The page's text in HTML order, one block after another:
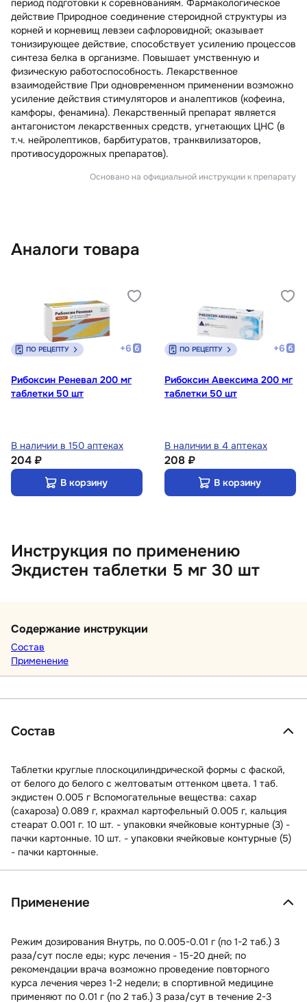
период подготовки к соревнованиям. Фармакологическое
действие Природное соединение стероидной структуры из
корней и корневищ левзеи сафлоровидной; оказывает
тонизирующее действие, способствует усилению процессов
синтеза белка в организме. Повышает умственную и
физическую работоспособность. Лекарственное
взаимодействие При одновременном применении возможно
усиление действия стимуляторов и аналептиков (кофеина,
камфоры, фенамина). Лекарственный препарат является
антагонистом лекарственных средств, угнетающих ЦНС (в
т.ч. нейролептиков, барбитуратов, транквилизаторов,
противосудорожных препаратов).
Основано на официальной инструкции к препарату
Аналоги товара
ПО РЕЦЕПТУ +6
Рибоксин Реневал 200 мг
таблетки 50 шт
В наличии в 150 аптеках
204 ₽
В корзину
ПО РЕЦЕПТУ +6
Рибоксин Авексима 200 мг
таблетки 50 шт
В наличии в 4 аптеках
208 ₽
В корзину
Инструкция по применению
Экдистен таблетки 5 мг 30 шт
Содержание инструкции
Состав
Применение
Состав
Таблетки круглые плоскоцилиндрической формы с фаской,
от белого до белого с желтоватым оттенком цвета. 1 таб.
экдистен 0.005 г Вспомогательные вещества: сахар
(сахароза) 0.089 г, крахмал картофельный 0.005 г, кальция
стеарат 0.001 г. 10 шт. - упаковки ячейковые контурные (3) -
пачки картонные. 10 шт. - упаковки ячейковые контурные (5)
- пачки картонные.
Применение
Режим дозирования Внутрь, по 0.005-0.01 г (по 1-2 таб.) 3
раза/сут после еды; курс лечения - 15-20 дней; по
рекомендации врача возможно проведение повторного
курса лечения через 1-2 недели; в спортивной медицине
применяют по 0.01 г (по 2 таб.) 3 раза/сут в течение 2-3